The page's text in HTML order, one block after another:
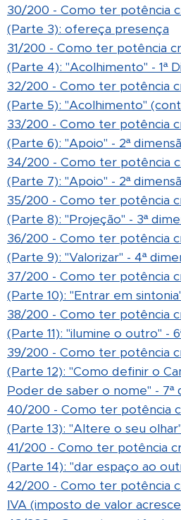
30/200 - Como ter potência
(Parte 3): ofereça presença
31/200 - Como ter potência
(Parte 4): "Acolhimento" - 1ª
32/200 - Como ter potência
(Parte 5): "Acolhimento"
33/200 - Como ter potência
(Parte 6): "Apoio" - 2ª
34/200 - Como ter potência
(Parte 7): "Apoio" - 2ª
35/200 - Como ter potência
(Parte 8): "Projeção" - 3ª
36/200 - Como ter potência
(Parte 9): "Valorizar" - 4ª
37/200 - Como ter potência
(Parte 10): "Entrar em
38/200 - Como ter potência
(Parte 11): "ilumine o outro" -
39/200 - Como ter potência
(Parte 12): "Como definir o
Poder de saber o nome" - 7ª
40/200 - Como ter potência
(Parte 13): "Altere o seu
41/200 - Como ter potência
(Parte 14): "dar espaço ao
42/200 - Como ter potência
IVA (imposto de valor